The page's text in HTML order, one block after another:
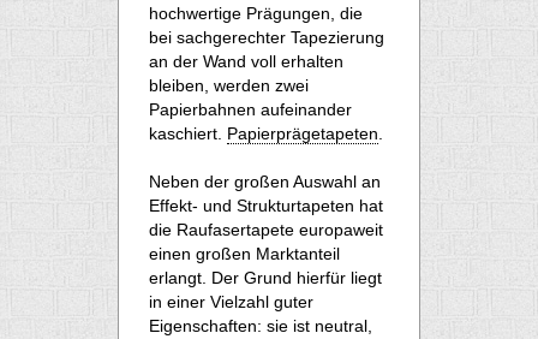
hochwertige Prägungen, die
bei sachgerechter Tapezierung
an der Wand voll erhalten
bleiben, werden zwei
Papierbahnen aufeinander
kaschiert. Papierprägetapeten
Neben der großen Auswahl an
Effekt- und Strukturtapeten hat
die Raufasertapete europaweit
einen großen Marktanteil
erlangt. Der Grund hierfür liegt
in einer Vielzahl guter
Eigenschaften: sie ist neutral,